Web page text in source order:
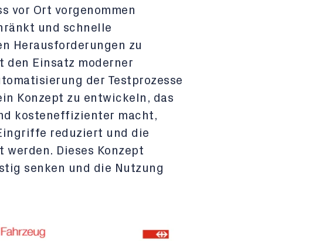
vor Ort vorgenommen
und schnelle
Herausforderungen zu
den Einsatz moderner
der Testprozesse
Konzept zu entwickeln, das
kosteneffizienter macht,
reduziert und die
Dieses Konzept
senken und die Nutzung